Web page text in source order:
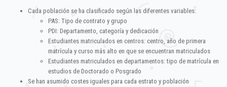
Cada población se ha clasificado según las diferentes variables:
PAS: Tipo de contrato y grupo
PDI: Departamento, categoría y dedicación
Estudiantes matriculados en centros: centro, año de primera
matrícula y curso más alto en que se encuentran matriculados
Estudiantes matriculados en departamentos: tipo de matrícula en
estudios de Doctorado o Posgrado
Se han asumido costes iguales para cada estrato y población